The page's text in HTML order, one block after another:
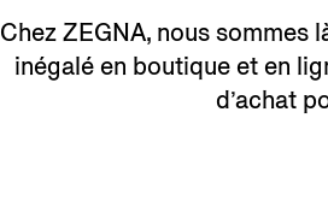
Chez ZEGNA, nous
inégalé en boutique et en
d’achat